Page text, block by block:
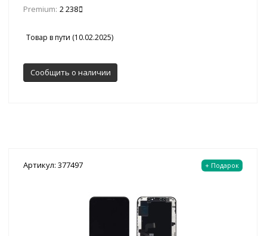
Premium: 2 238
Товар в пути (10.02.2025)
Сообщить о наличии
Артикул: 377497 + Подарок